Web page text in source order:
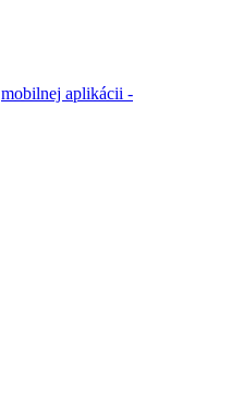
mobilnej aplikácii -